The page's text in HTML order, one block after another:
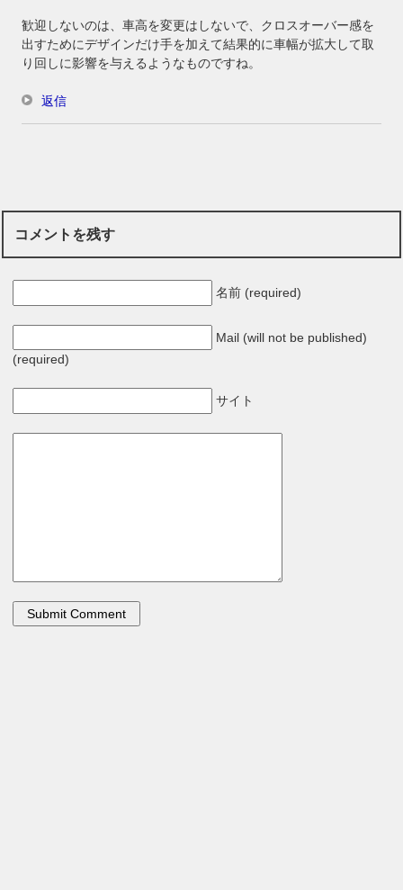
歓迎しないのは、車高を変更はしないで、クロスオーバー感を
出すためにデザインだけ手を加えて結果的に車幅が拡大して取
り回しに影響を与えるようなものですね。
返信
コメントを残す
名前 (required)
Mail (will not be published)
(required)
サイト